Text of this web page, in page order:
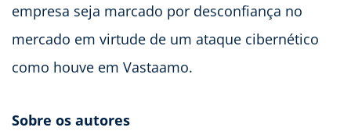
empresa seja marcado por desconfiança no
mercado em virtude de um ataque cibernético
como houve em Vastaamo.
Sobre os autores